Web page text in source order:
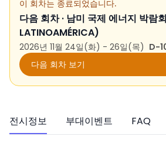
이 회차는 종료되었습니다.
다음 회차 · 남미 국제 에너지 박람
LATINOAMÉRICA)
2026년 11월 24일(화) - 26일(목) D-
다음 회차 보기
전시정보 부대이벤트 FAQ